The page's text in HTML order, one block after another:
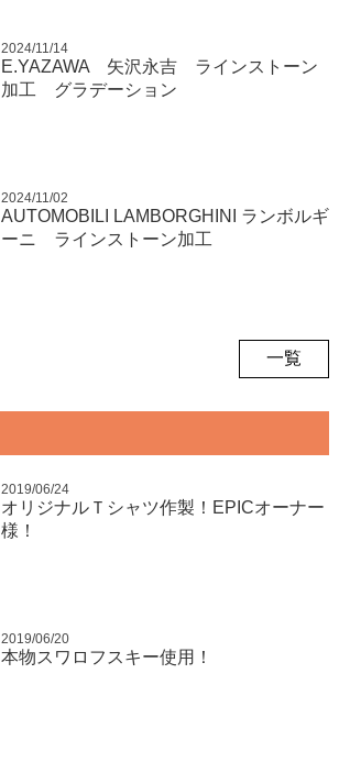
2024/11/14
E.YAZAWA 矢沢永吉 ラインストーン
加工 グラデーション
2024/11/02
AUTOMOBILI LAMBORGHINI ランボルギ
ーニ ラインストーン加工
一覧
2019/06/24
オリジナルＴシャツ作製！EPICオーナー
様！
2019/06/20
本物スワロフスキー使用！